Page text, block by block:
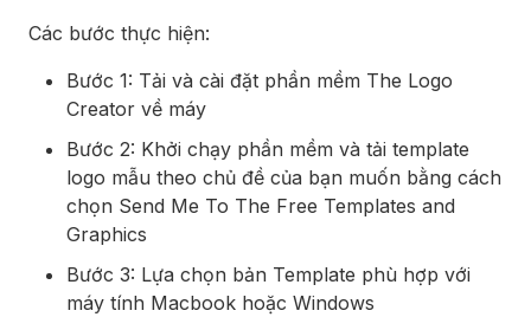
Các bước thực hiện:
Bước 1: Tải và cài đặt phần mềm The Logo
Creator về máy
Bước 2: Khởi chạy phần mềm và tải template
logo mẫu theo chủ đề của bạn muốn bằng cách
chọn Send Me To The Free Templates and
Graphics
Bước 3: Lựa chọn bản Template phù hợp với
máy tính Macbook hoặc Windows